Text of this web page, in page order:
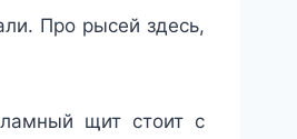
Про рысей здесь,
щит стоит с